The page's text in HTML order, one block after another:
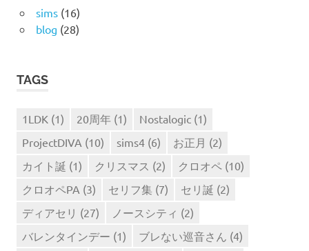
sims(16)
blog (28)
TAGS
1LDK (1) 20周年 (1) Nostalogic (1)
ProjectDIVA (10) sims4 (6) お正月 (2)
カイト誕 (1) クリスマス (2) クロオペ (10)
クロオペPA (3) セリフ集 (7) セリ誕 (2)
ディアセリ (27) ノースシティ (2)
バレンタインデー (1) ブレない巡音さん (4)